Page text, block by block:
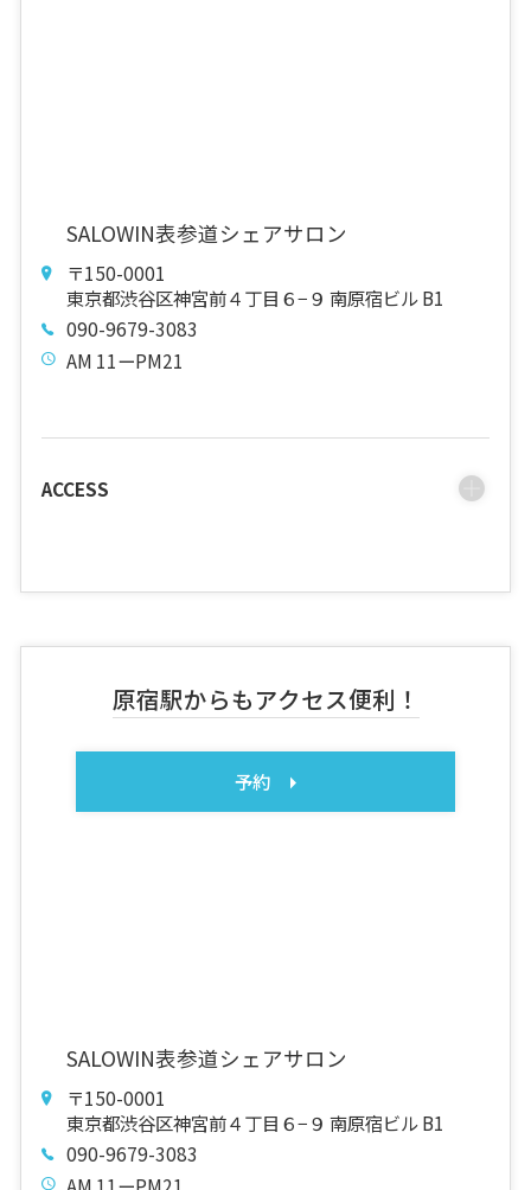
SALOWIN表参道シェアサロン
〒150-0001
東京都渋谷区神宮前４丁目６−９ 南原宿ビル B1
090-9679-3083
AM 11ーPM21
ACCESS
原宿駅からもアクセス便利！
予約
SALOWIN表参道シェアサロン
〒150-0001
東京都渋谷区神宮前４丁目６−９ 南原宿ビル B1
090-9679-3083